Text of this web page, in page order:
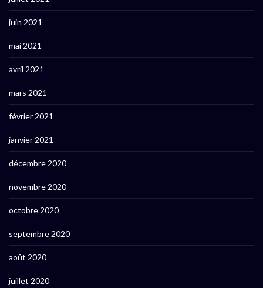
juin 2021
mai 2021
avril 2021
mars 2021
février 2021
janvier 2021
décembre 2020
novembre 2020
octobre 2020
septembre 2020
août 2020
juillet 2020